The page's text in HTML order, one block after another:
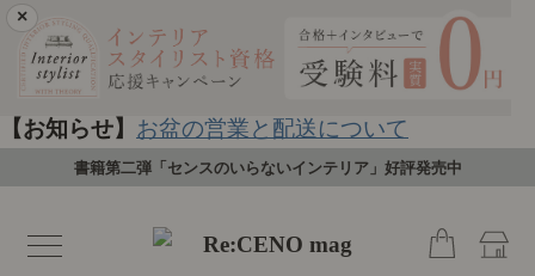
×
【お知らせ】 お盆の営業と配送について
書籍第二弾「センスのいらないインテリア」好評発売中
toggle
navigation